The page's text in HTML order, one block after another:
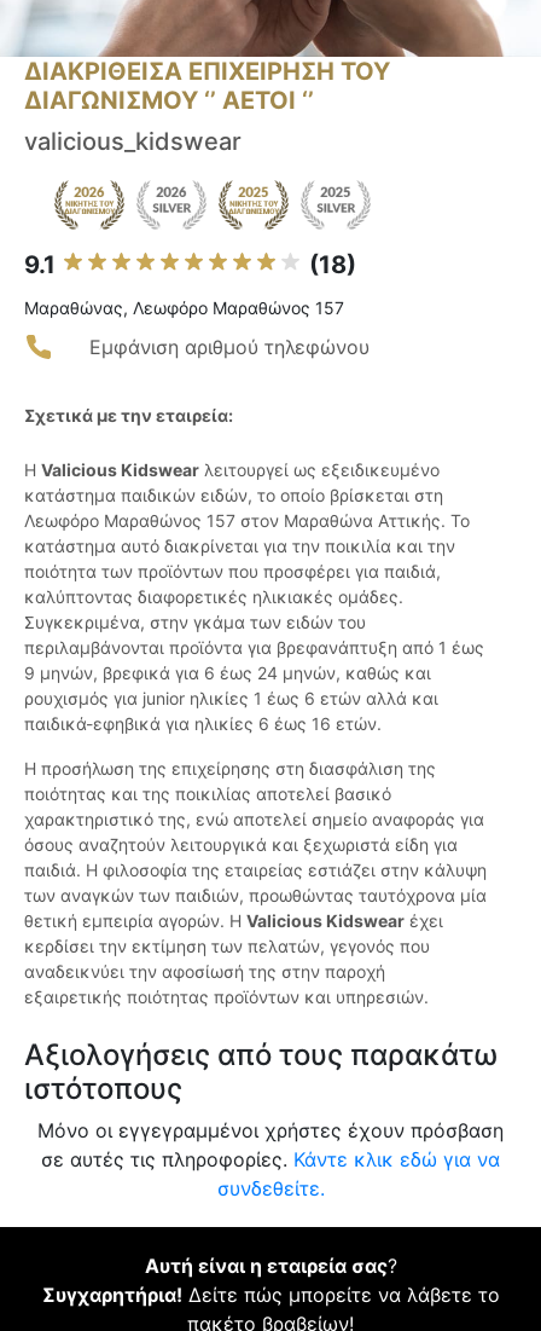
ΔΙΑΚΡΙΘΕΙΣΑ ΕΠΙΧΕΙΡΗΣΗ ΤΟΥ
ΔΙΑΓΩΝΙΣΜΟΥ ‘’ ΑΕΤΟΙ ‘’
valicious_kidswear
9.1 (18)
Μαραθώνας, Λεωφόρο Μαραθώνος 157
Εμφάνιση αριθμού τηλεφώνου
Σχετικά με την εταιρεία:
Η Valicious Kidswear λειτουργεί ως εξειδικευμένο
κατάστημα παιδικών ειδών, το οποίο βρίσκεται στη
Λεωφόρο Μαραθώνος 157 στον Μαραθώνα Αττικής. Το
κατάστημα αυτό διακρίνεται για την ποικιλία και την
ποιότητα των προϊόντων που προσφέρει για παιδιά,
καλύπτοντας διαφορετικές ηλικιακές ομάδες.
Συγκεκριμένα, στην γκάμα των ειδών του
περιλαμβάνονται προϊόντα για βρεφανάπτυξη από 1 έως
9 μηνών, βρεφικά για 6 έως 24 μηνών, καθώς και
ρουχισμός για junior ηλικίες 1 έως 6 ετών αλλά και
παιδικά-εφηβικά για ηλικίες 6 έως 16 ετών.
Η προσήλωση της επιχείρησης στη διασφάλιση της
ποιότητας και της ποικιλίας αποτελεί βασικό
χαρακτηριστικό της, ενώ αποτελεί σημείο αναφοράς για
όσους αναζητούν λειτουργικά και ξεχωριστά είδη για
παιδιά. Η φιλοσοφία της εταιρείας εστιάζει στην κάλυψη
των αναγκών των παιδιών, προωθώντας ταυτόχρονα μία
θετική εμπειρία αγορών. Η Valicious Kidswear έχει
κερδίσει την εκτίμηση των πελατών, γεγονός που
αναδεικνύει την αφοσίωσή της στην παροχή
εξαιρετικής ποιότητας προϊόντων και υπηρεσιών.
Αξιολογήσεις από τους παρακάτω
ιστότοπους
Μόνο οι εγγεγραμμένοι χρήστες έχουν πρόσβαση
σε αυτές τις πληροφορίες. Κάντε κλικ εδώ για να
συνδεθείτε.
Αυτή είναι η εταιρεία σας?
Συγχαρητήρια! Δείτε πώς μπορείτε να λάβετε το
πακέτο βραβείων!